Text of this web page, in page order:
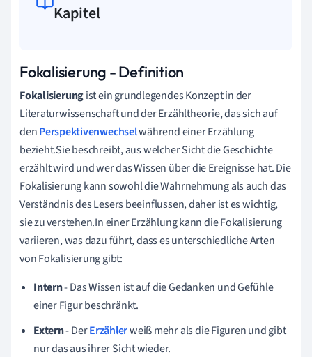
Kapitel
Fokalisierung - Definition
Fokalisierungist ein grundlegendes Konzept in der
Literaturwissenschaft und der Erzähltheorie, das sich auf
denPerspektivenwechselwährend einer Erzählung
bezieht.Sie beschreibt, aus welcher Sicht die Geschichte
erzählt wird und wer das Wissen über die Ereignisse hat. Die
Fokalisierung kann sowohl die Wahrnehmung als auch das
Verständnis des Lesers beeinflussen, daher ist es wichtig,
sie zu verstehen.In einer Erzählung kann die Fokalisierung
variieren, was dazu führt, dass es unterschiedliche Arten
von Fokalisierung gibt:
Intern- Das Wissen ist auf die Gedanken und Gefühle
einer Figur beschränkt.
Extern- DerErzählerweiß mehr als die Figuren und gibt
nur das aus ihrer Sicht wieder.